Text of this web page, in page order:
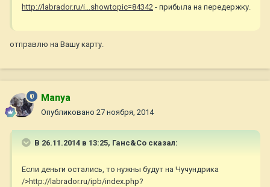
http://labrador.ru/i...showtopic=84342 - прибыла на передержку.
отправлю на Вашу карту.
Manya
Опубликовано 27 ноября, 2014
В 26.11.2014 в 13:25, Ганс&Co сказал:
Если деньги остались, то нужны будут на Чучундрика
/>http://labrador.ru/ipb/index.php?